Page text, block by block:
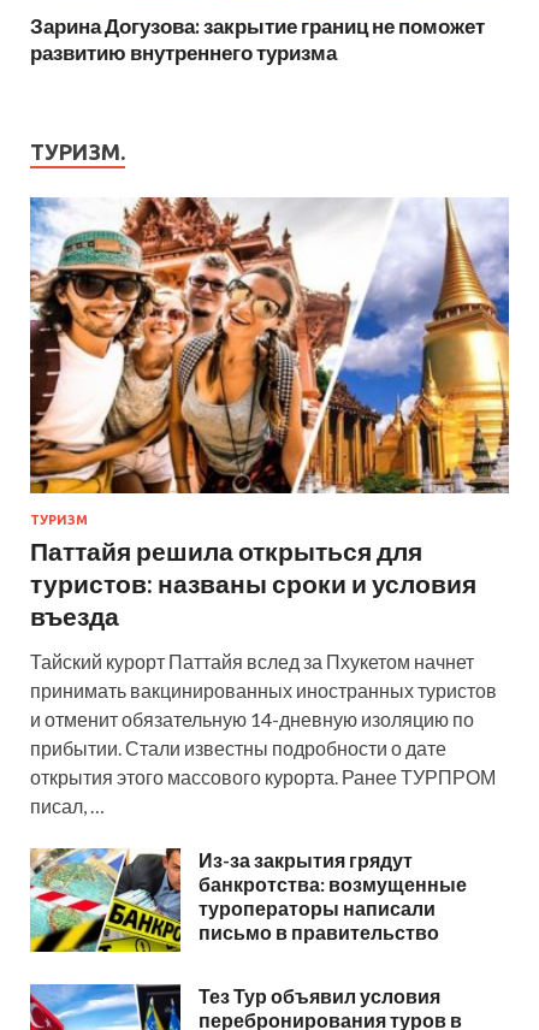
Зарина Догузова: закрытие границ не поможет
развитию внутреннего туризма
ТУРИЗМ.
ТУРИЗМ
Паттайя решила открыться для
туристов: названы сроки и условия
въезда
Тайский курорт Паттайя вслед за Пхукетом начнет
принимать вакцинированных иностранных туристов
и отменит обязательную 14-дневную изоляцию по
прибытии. Стали известны подробности о дате
открытия этого массового курорта. Ранее ТУРПРОМ
писал, …
Из-за закрытия грядут
банкротства: возмущенные
туроператоры написали
письмо в правительство
Тез Тур объявил условия
перебронирования туров в